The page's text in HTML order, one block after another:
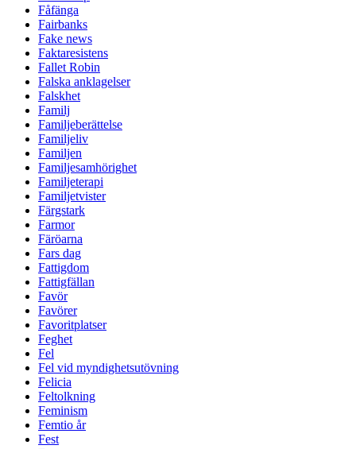
Fåfänga
Fairbanks
Fake news
Faktaresistens
Fallet Robin
Falska anklagelser
Falskhet
Familj
Familjeberättelse
Familjeliv
Familjen
Familjesamhörighet
Familjeterapi
Familjetvister
Färgstark
Farmor
Färöarna
Fars dag
Fattigdom
Fattigfällan
Favör
Favörer
Favoritplatser
Feghet
Fel
Fel vid myndighetsutövning
Felicia
Feltolkning
Feminism
Femtio år
Fest